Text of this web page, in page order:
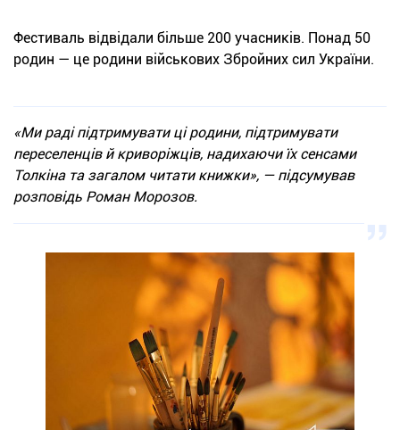
Фестиваль відвідали більше 200 учасників. Понад 50
родин — це родини військових Збройних сил України.
«Ми раді підтримувати ці родини, підтримувати
переселенців й криворіжців, надихаючи їх сенсами
Толкіна та загалом читати книжки», — підсумував
розповідь Роман Морозов.